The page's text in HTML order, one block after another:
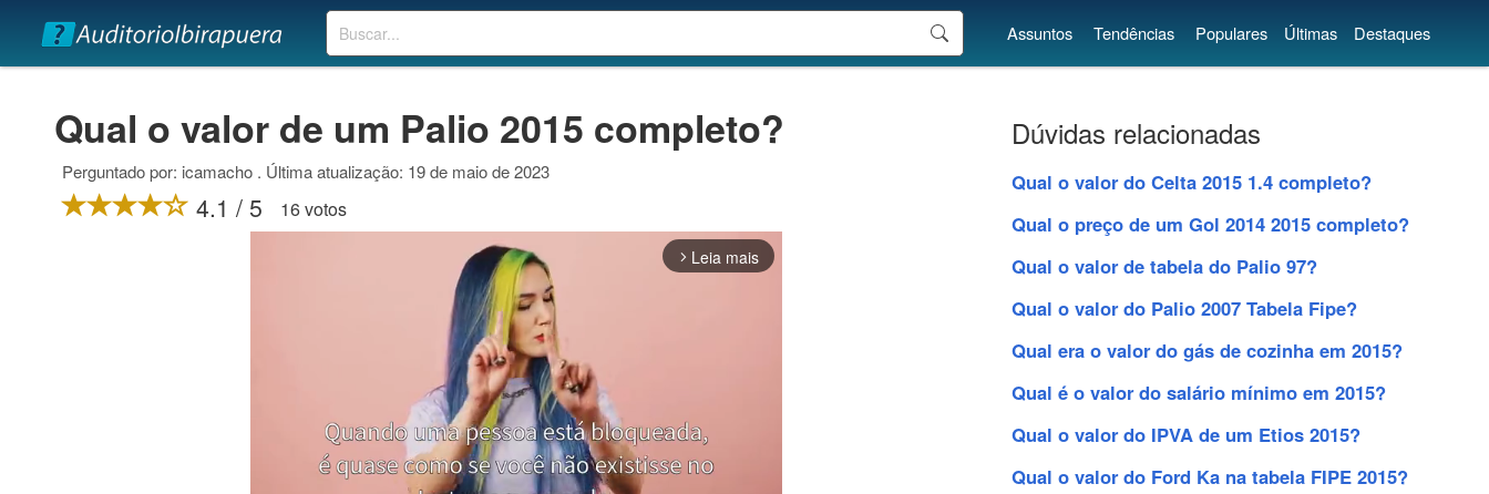
Buscar Assuntos Tendências Populares Últimas Destaques
Qual o valor de um Palio 2015 completo?
Perguntado por: icamacho . Última atualização: 19 de maio de 2023
4.1 / 5 16 votos
arrow_forward_ios Leia mais
Dúvidas relacionadas
Qual o valor do Celta 2015 1.4 completo?
Qual o preço de um Gol 2014 2015 completo?
Qual o valor de tabela do Palio 97?
Qual o valor do Palio 2007 Tabela Fipe?
Qual era o valor do gás de cozinha em 2015?
Qual é o valor do salário mínimo em 2015?
Qual o valor do IPVA de um Etios 2015?
Qual o valor do Ford Ka na tabela FIPE 2015?